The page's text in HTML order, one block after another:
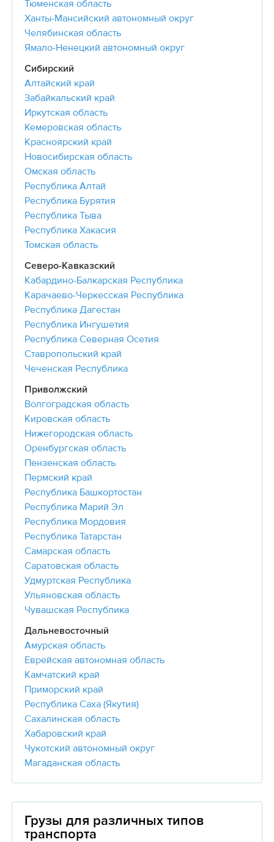
Тюменская область
Ханты-Мансийский автономный округ
Челябинская область
Ямало-Ненецкий автономный округ
Сибирский
Алтайский край
Забайкальский край
Иркутская область
Кемеровская область
Красноярский край
Новосибирская область
Омская область
Республика Алтай
Республика Бурятия
Республика Тыва
Республика Хакасия
Томская область
Северо-Кавказский
Кабардино-Балкарская Республика
Карачаево-Черкесская Республика
Республика Дагестан
Республика Ингушетия
Республика Северная Осетия
Ставропольский край
Чеченская Республика
Приволжский
Волгоградская область
Кировская область
Нижегородская область
Оренбургская область
Пензенская область
Пермский край
Республика Башкортостан
Республика Марий Эл
Республика Мордовия
Республика Татарстан
Самарская область
Саратовская область
Удмуртская Республика
Ульяновская область
Чувашская Республика
Дальневосточный
Амурская область
Еврейская автономная область
Камчатский край
Приморский край
Республика Саха (Якутия)
Сахалинская область
Хабаровский край
Чукотский автономный округ
Магаданская область
Грузы для различных типов
транспорта